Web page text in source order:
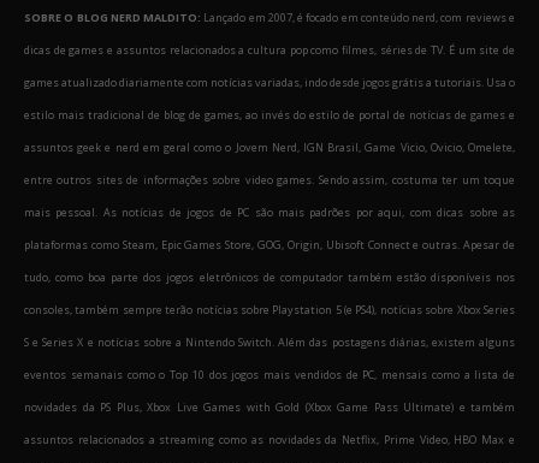
SOBRE O BLOG NERD MALDITO: Lançado em 2007, é focado em conteúdo nerd, com reviews e
dicas de games e assuntos relacionados a cultura pop como filmes, séries de TV. É um site de
games atualizado diariamente com notícias variadas, indo desde jogos grátis a tutoriais. Usa o
estilo mais tradicional de blog de games, ao invés do estilo de portal de notícias de games e
assuntos geek e nerd em geral como o Jovem Nerd, IGN Brasil, Game Vicio, Ovicio, Omelete,
entre outros sites de informações sobre video games. Sendo assim, costuma ter um toque
mais pessoal. As notícias de jogos de PC são mais padrões por aqui, com dicas sobre as
plataformas como Steam, Epic Games Store, GOG, Origin, Ubisoft Connect e outras. Apesar de
tudo, como boa parte dos jogos eletrônicos de computador também estão disponíveis nos
consoles, também sempre terão notícias sobre Playstation 5 (e PS4), notícias sobre Xbox Series
S e Series X e notícias sobre a Nintendo Switch. Além das postagens diárias, existem alguns
eventos semanais como o Top 10 dos jogos mais vendidos de PC, mensais como a lista de
novidades da PS Plus, Xbox Live Games with Gold (Xbox Game Pass Ultimate) e também
assuntos relacionados a streaming como as novidades da Netflix, Prime Video, HBO Max e